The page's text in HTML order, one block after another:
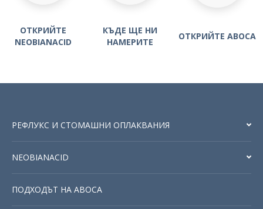
ОТКРИЙТЕ
NEOBIANACID
КЪДЕ ЩЕ НИ
НАМЕРИТЕ
ОТКРИЙТЕ ABOCA
РЕФЛУКС И СТОМАШНИ ОПЛАКВАНИЯ
NEOBIANACID
ПОДХОДЪТ НА ABOCA